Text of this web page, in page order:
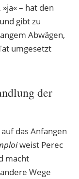
– hat den
gibt zu
Abwägen,
umgesetzt
der
das Anfangen
weist Perec
macht
Wege